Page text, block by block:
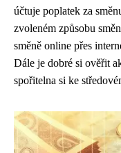
účtuje poplatek za
zvoleném způsobu
směně online přes
Dále je dobré si ověřit
spořitelna si ke